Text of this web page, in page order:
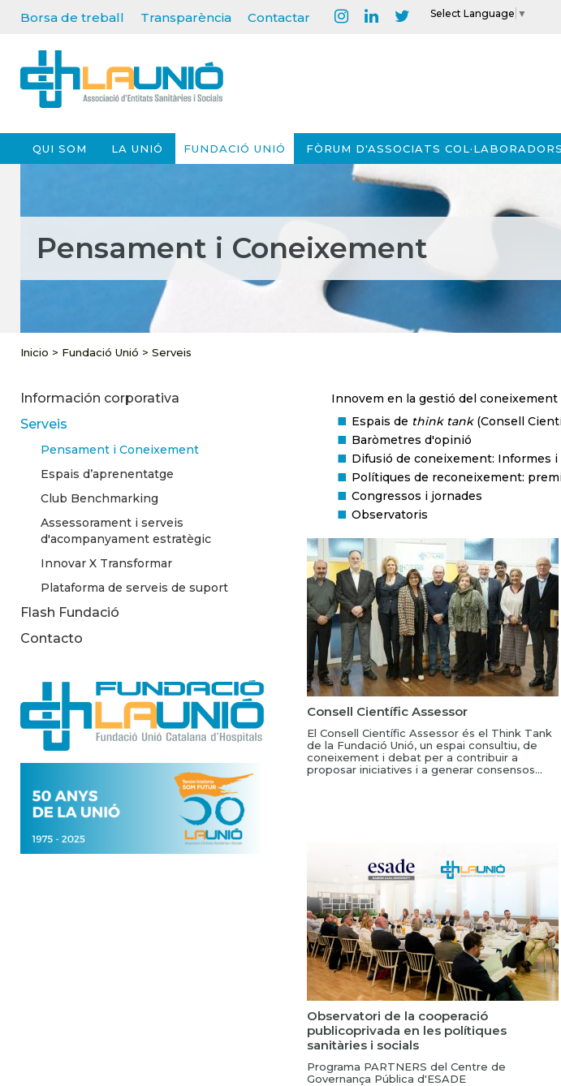
Borsa de treball Transparència Contactar Select Language ▼
QUI SOM LA UNIÓ FUNDACIÓ UNIÓ FÒRUM D'ASSOCIATS COL·LABORADORS
Pensament i Coneixement
Inicio > Fundació Unió > Serveis
Información corporativa
Serveis
Pensament i Coneixement
Espais d’aprenentatge
Club Benchmarking
Assessorament i serveis
d'acompanyament estratègic
Innovar X Transformar
Plataforma de serveis de suport
Flash Fundació
Contacto
Innovem en la gestió del
Espais de think tank(Consell
Baròmetres d'opinió
Difusió de coneixement: Informes i
Polítiques de reconeixement:
Congressos i jornades
Observatoris
Consell Científic Assessor
El Consell Científic Assessor és el Think Tank
de la Fundació Unió, un espai consultiu, de
coneixement i debat per a contribuir a
proposar iniciatives i a generar consensos...
Observatori de la cooperació
publicoprivada en les polítiques
sanitàries i socials
Programa PARTNERS del Centre de
Governança Pública d'ESADE